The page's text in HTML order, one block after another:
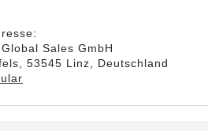
Sales GmbH
53545 Linz, Deutschland